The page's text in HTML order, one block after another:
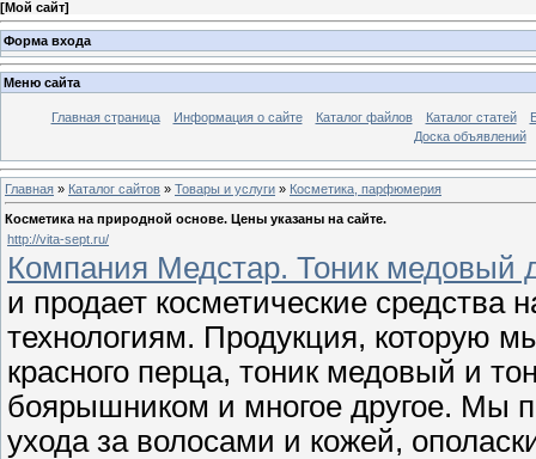
[Мой сайт]
Форма входа
Меню сайта
Главная страница Информация о сайте Каталог файлов Каталог статей
Доска объявлений
Главная » Каталог сайтов » Товары и услуги » Косметика, парфюмерия
Косметика на природной основе. Цены указаны на сайте.
http://vita-sept.ru/
Компания Медстар. Тоник медовый
и продает косметические
технологиям. Продукция, которую
красного перца, тоник медовый и
боярышником и многое другое. Мы
ухода за волосами и кожей,